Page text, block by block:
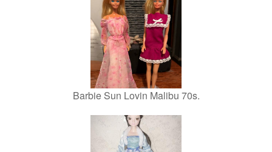
Barbie Sun Lovin Malibu 70s.